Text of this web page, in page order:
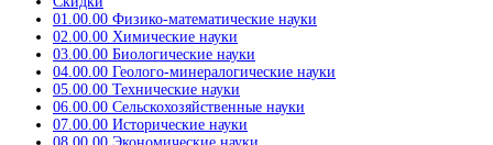
01.00.00 Физико-математические науки
02.00.00 Химические науки
03.00.00 Биологические науки
04.00.00 Геолого-минералогические науки
05.00.00 Технические науки
06.00.00 Сельскохозяйственные науки
07.00.00 Исторические науки